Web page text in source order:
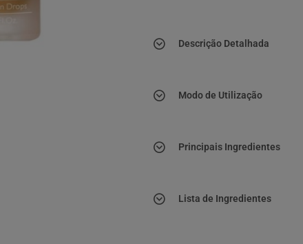
Descrição Detalhada
Modo de Utilização
Principais Ingredientes
Lista de Ingredientes